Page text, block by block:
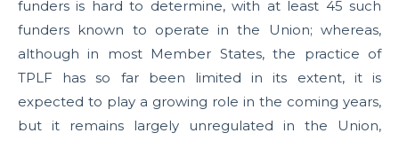
funders is hard to determine, with at least 45 such
funders known to operate in the Union; whereas,
although in most Member States, the practice of
TPLF has so far been limited in its extent, it is
expected to play a growing role in the coming years,
but it remains largely unregulated in the Union,